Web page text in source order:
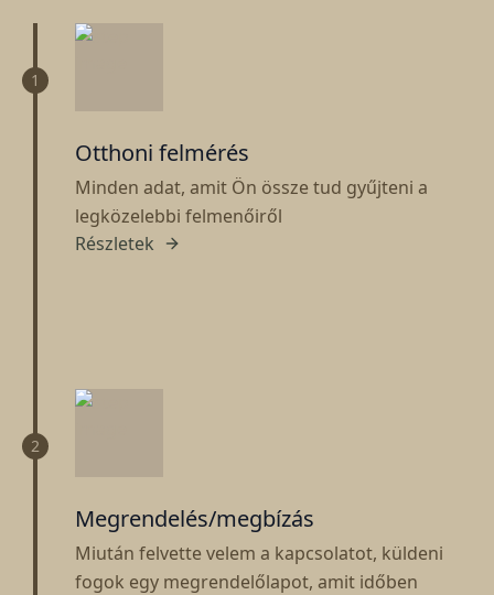
1
Otthoni felmérés
Minden adat, amit Ön össze tud gyűjteni a
legközelebbi felmenőiről
Részletek
2
Megrendelés/megbízás
Miután felvette velem a kapcsolatot, küldeni
fogok egy megrendelőlapot, amit időben